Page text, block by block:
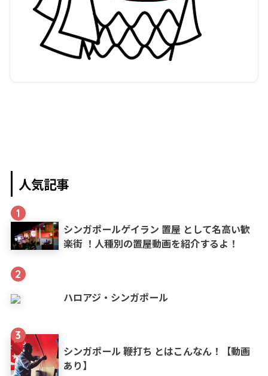
人気記事
1
シンガポールゲイラン 置屋 として名高い歓
楽街 ！人種別の置屋動画を紹介するよ！
2
ハロアジ・シンガポール
3
シンガポール 鞭打ち とはこんなん！【動画
あり】